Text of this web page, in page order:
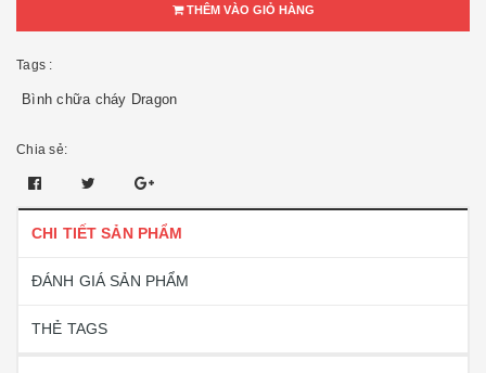
THÊM VÀO GIỎ HÀNG
Tags :
Bình chữa cháy Dragon
Chia sẻ:
CHI TIẾT SẢN PHẨM
ĐÁNH GIÁ SẢN PHẨM
THẺ TAGS